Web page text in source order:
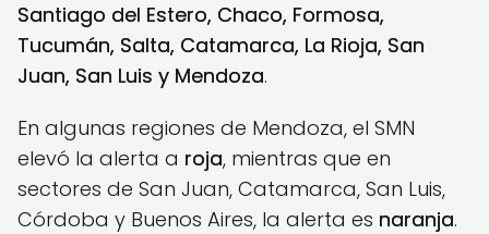
Santiago del Estero, Chaco, Formosa,
Tucumán, Salta, Catamarca, La Rioja, San
Juan, San Luis y Mendoza.
En algunas regiones de Mendoza, el SMN
elevó la alerta a roja, mientras que en
sectores de San Juan, Catamarca, San Luis,
Córdoba y Buenos Aires, la alerta es naranja.